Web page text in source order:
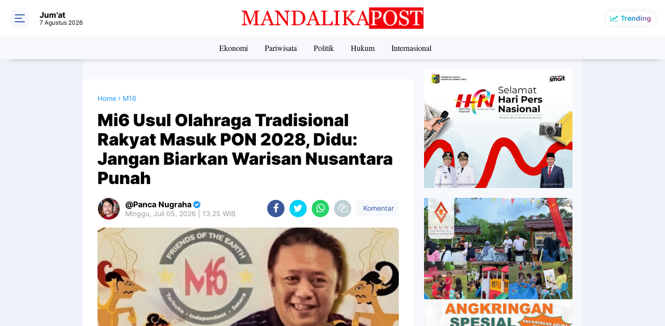
Trending
Jum'at
7 Agustus 2026
Ekonomi Pariwisata Politik Hukum Internasional
Home M16
Mi6 Usul Olahraga Tradisional
Rakyat Masuk PON 2028, Didu:
Jangan Biarkan Warisan Nusantara
Punah
Panca Nugraha
Minggu, Juli 05, 2026 | 13.25 WIB
Komentar